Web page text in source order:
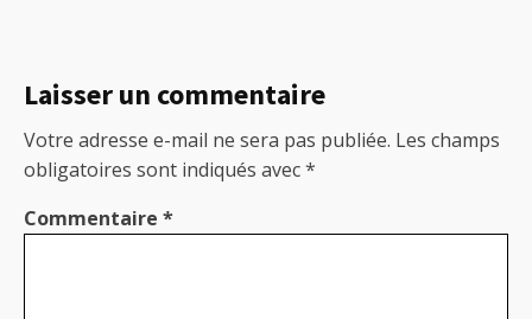
Laisser un commentaire
Votre adresse e-mail ne sera pas publiée. Les champs
obligatoires sont indiqués avec*
Commentaire *